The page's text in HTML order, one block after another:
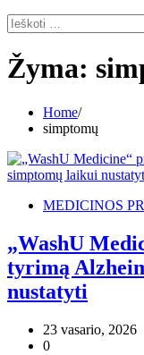
Ieškoti:
Žyma:
Home
simptomų
MEDICINOS
„WashU
tyrimą
nustatyti
23 vasario, 2026
0